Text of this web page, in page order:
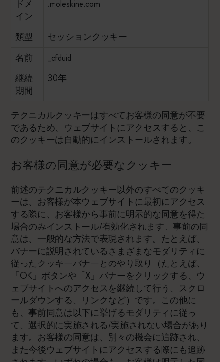
ドメ
イン
.moleskine.com
類型
セッションクッキー
名前
_cfduid
継続
期間
30年
テクニカルクッキーはすべてお客様の同意が不要
であるため、ウェブサイトにアクセスすると、こ
のクッキーは自動的にインストールされます。
お客様の同意が必要なクッキー
前述のテクニカルクッキー以外のすべてのクッキ
ーは、お客様が本ウェブサイトに最初にアクセス
する際に、お客様から事前に明示的な同意を得た
場合のみインストール/有効化されます。事前の同
意は、一般的な方法で表現されます。たとえば、
バナーに説明されているさまざまなモダリティに
従ったクッキーバナーとのやり取り（たとえば、
「OK」ボタンや「X」バナーをクリックする、ウ
ェブサイトへのアクセスを継続して行う、スクロ
ールダウンする、リンクなど）です。この他に
も、事前同意は以下に挙げるモダリティに従っ
て、選択的に実施される/実施されない場合があり
ます。お客様の同意は、別々の機会に追跡され、
また今後ウェブサイトにアクセスする際にも追跡